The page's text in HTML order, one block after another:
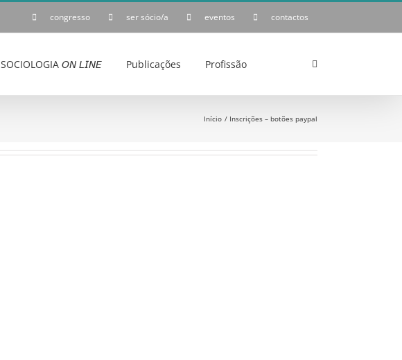
congresso ser sócio/a eventos contactos
SOCIOLOGIA 𝘖𝘕 𝘓𝘐𝘕𝘌 Publicações Profissão
Início Inscrições – botões paypal